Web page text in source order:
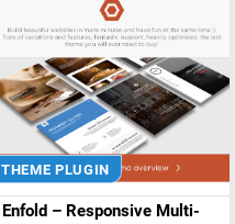
THEME PLUGIN
Enfold – Responsive Multi-